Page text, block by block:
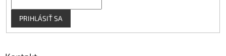
PRIHLÁSIŤ SA